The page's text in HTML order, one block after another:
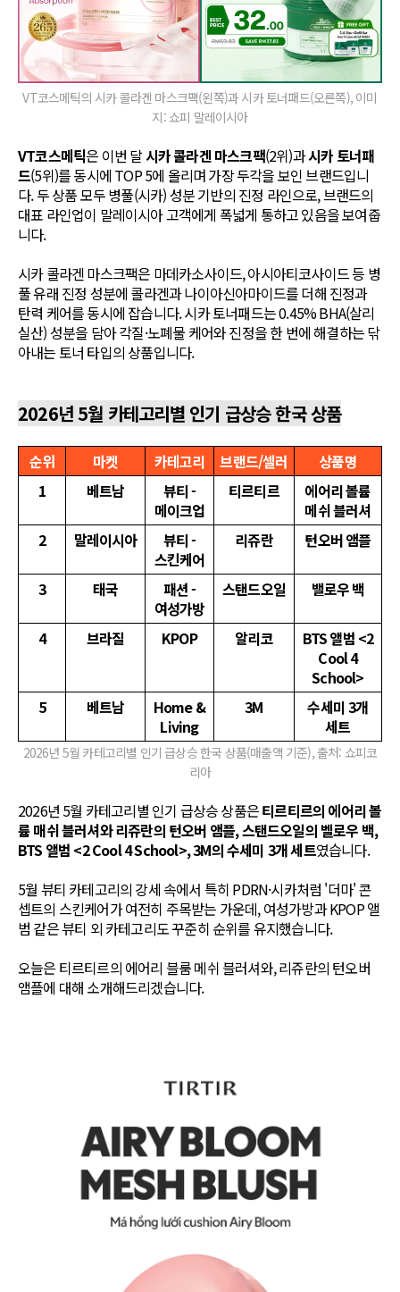
VT코스메틱의 시카 콜라겐 마스크팩(왼쪽)과 시카 토너패드(오른쪽), 이미
지: 쇼피 말레이시아
VT코스메틱은 이번 달시카 콜라겐 마스크팩(2위)과시카 토너패
드(5위)를 동시에 TOP 5에 올리며 가장 두각을 보인 브랜드입니
다. 두 상품 모두 병풀(시카) 성분 기반의 진정 라인으로, 브랜드의
대표 라인업이 말레이시아 고객에게 폭넓게 통하고 있음을 보여줍
니다.
시카 콜라겐 마스크팩은 마데카소사이드, 아시아티코사이드 등 병
풀 유래 진정 성분에 콜라겐과 나이아신아마이드를 더해 진정과
탄력 케어를 동시에 잡습니다. 시카 토너패드는 0.45% BHA(살리
실산) 성분을 담아 각질·노폐물 케어와 진정을 한 번에 해결하는 닦
아내는 토너 타입의 상품입니다.
2026년 5월 카테고리별 인기 급상승 한국 상품
순위 마켓 카테고리 브랜드/셀러
상품명
1
베트남
뷰티 -
메이크업
티르티르
에어리 볼륨
메쉬 블러셔
2
말레이시아
뷰티 -
스킨케어
리쥬란 턴오버 앰플
3 태국
패션 -
여성가방
스탠드오일 밸로우 백
4 브라질 KPOP 알리코
BTS 앨범 <2
Cool 4
School>
5
베트남
Home &
Living
3M
수세미 3개
세트
2026년 5월 카테고리별 인기 급상승 한국 상품(매출액 기준), 출처: 쇼피코
리아
2026년 5월 카테고리별 인기 급상승 상품은티르티르의 에어리 볼
륨 매쉬 블러셔와 리쥬란의 턴오버 앰플, 스탠드오일의 벨로우 백,
BTS 앨범 <2 Cool 4 School>, 3M의 수세미 3개 세트였습니다.
5월 뷰티 카테고리의 강세 속에서 특히 PDRN·시카처럼 '더마' 콘
셉트의 스킨케어가 여전히 주목받는 가운데, 여성가방과 KPOP 앨
범 같은 뷰티 외 카테고리도 꾸준히 순위를 유지했습니다.
오늘은 티르티르의 에어리 블룸 메쉬 블러셔와, 리쥬란의 턴오버
앰플에 대해 소개해드리겠습니다.